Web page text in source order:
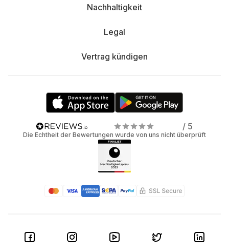
Nachhaltigkeit
Legal
Vertrag kündigen
/ 5
Die Echtheit der Bewertungen wurde von uns nicht überprüft